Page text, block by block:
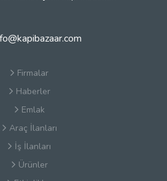
Firmalar
Haberler
Emlak
Araç İlanları
İş İlanları
Ürünler